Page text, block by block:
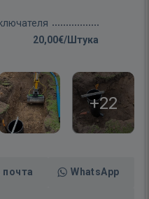
20,00€/Штука
+22
почта WhatsApp